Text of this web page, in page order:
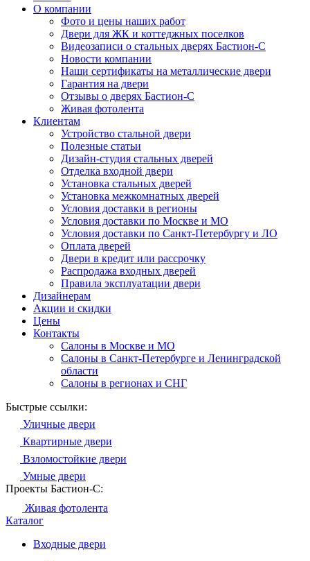
О компании
Фото и цены наших работ
Двери для ЖК и коттеджных поселков
Видеозаписи о стальных дверях Бастион-С
Новости компании
Наши сертификаты на металлические двери
Гарантия на двери
Отзывы о дверях Бастион-С
Живая фотолента
Клиентам
Устройство стальной двери
Полезные статьи
Дизайн-студия стальных дверей
Отделка входной двери
Установка стальных дверей
Установка межкомнатных дверей
Условия доставки в регионы
Условия доставки по Москве и МО
Условия доставки по Санкт-Петербургу и ЛО
Оплата дверей
Двери в кредит или рассрочку
Распродажа входных дверей
Правила эксплуатации двери
Дизайнерам
Акции и скидки
Цены
Контакты
Салоны в Москве и МО
Салоны в Санкт-Петербурге и Ленинградской
области
Салоны в регионах и СНГ
Быстрые ссылки:
Уличные двери
Квартирные двери
Взломостойкие двери
Умные двери
Проекты Бастион-С:
Живая фотолента
Каталог
Входные двери